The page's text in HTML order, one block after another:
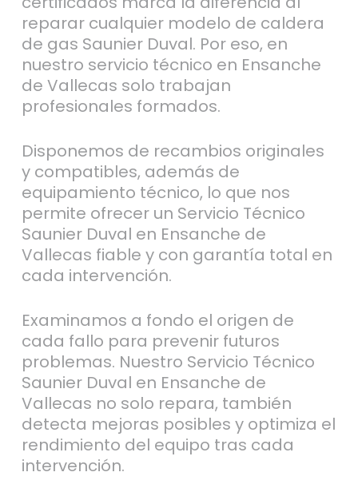
reparar cualquier modelo de caldera
de gas Saunier Duval. Por eso, en
nuestro servicio técnico en Ensanche
de Vallecas solo trabajan
profesionales formados.
Disponemos de recambios originales
y compatibles, además de
equipamiento técnico, lo que nos
permite ofrecer un Servicio Técnico
Saunier Duval en Ensanche de
Vallecas fiable y con garantía total en
cada intervención.
Examinamos a fondo el origen de
cada fallo para prevenir futuros
problemas. Nuestro Servicio Técnico
Saunier Duval en Ensanche de
Vallecas no solo repara, también
detecta mejoras posibles y optimiza el
rendimiento del equipo tras cada
intervención.